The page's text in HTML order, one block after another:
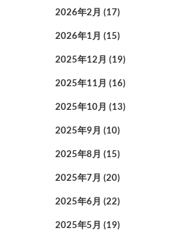
2026年2月 (17)
2026年1月 (15)
2025年12月 (19)
2025年11月 (16)
2025年10月 (13)
2025年9月 (10)
2025年8月 (15)
2025年7月 (20)
2025年6月 (22)
2025年5月 (19)